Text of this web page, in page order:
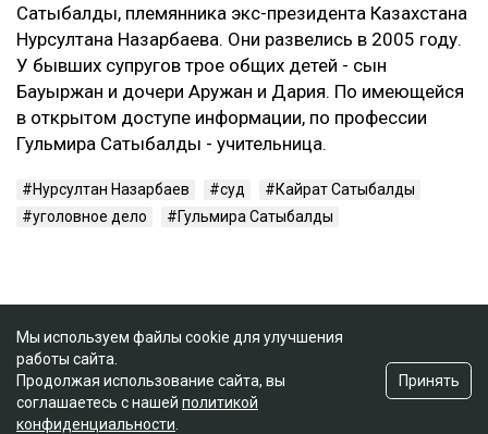
Сатыбалды, племянника экс-президента Казахстана
Нурсултана Назарбаева. Они развелись в 2005 году.
У бывших супругов трое общих детей - сын
Бауыржан и дочери Аружан и Дария. По имеющейся
в открытом доступе информации, по профессии
Гульмира Сатыбалды - учительница.
Нурсултан Назарбаев суд
Кайрат Сатыбалды
уголовное дело
Гульмира Сатыбалды
Мы используем файлы cookie для улучшения
работы сайта.
Продолжая использование сайта, вы
соглашаетесь с нашей политикой
конфиденциальности
Принять